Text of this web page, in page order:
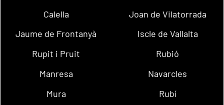
Calella
Joan de Vilatorrada
Jaume de Frontanyà
Iscle de Vallalta
Rupit i Pruit
Rubió
Manresa
Navarcles
Mura
Rubí